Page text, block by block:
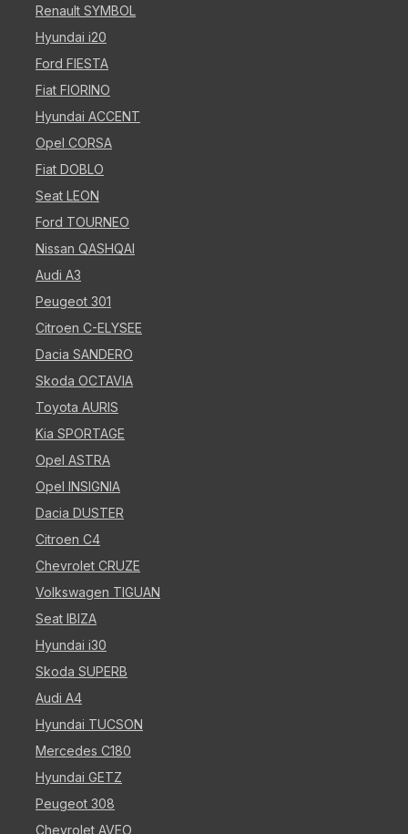
Renault SYMBOL
Hyundai i20
Ford FIESTA
Fiat FIORINO
Hyundai ACCENT
Opel CORSA
Fiat DOBLO
Seat LEON
Ford TOURNEO
Nissan QASHQAI
Audi A3
Peugeot 301
Citroen C-ELYSEE
Dacia SANDERO
Skoda OCTAVIA
Toyota AURIS
Kia SPORTAGE
Opel ASTRA
Opel INSIGNIA
Dacia DUSTER
Citroen C4
Chevrolet CRUZE
Volkswagen TIGUAN
Seat IBIZA
Hyundai i30
Skoda SUPERB
Audi A4
Hyundai TUCSON
Mercedes C180
Hyundai GETZ
Peugeot 308
Chevrolet AVEO